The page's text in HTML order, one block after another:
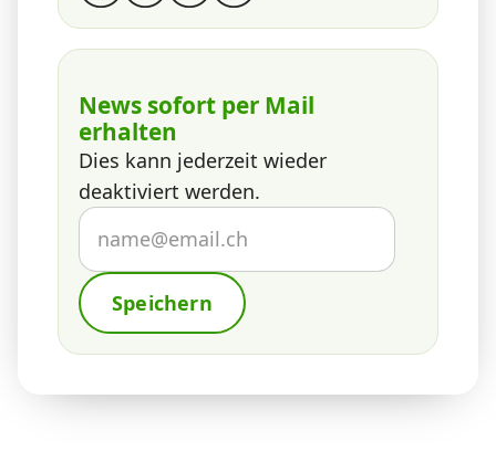
News sofort per Mail
erhalten
Dies kann jederzeit wieder
deaktiviert werden.
Speichern